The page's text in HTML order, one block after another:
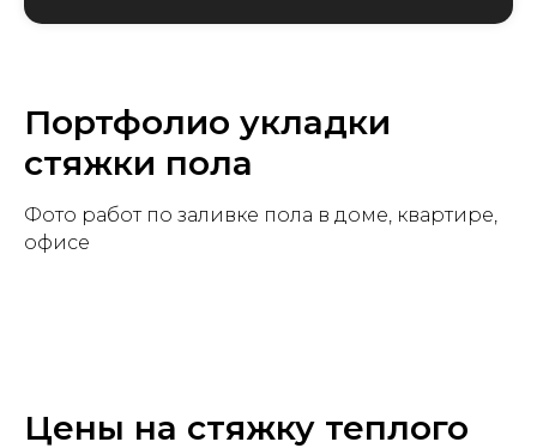
Портфолио укладки
стяжки пола
Фото работ по заливке пола в доме, квартире,
офисе
Цены на стяжку теплого